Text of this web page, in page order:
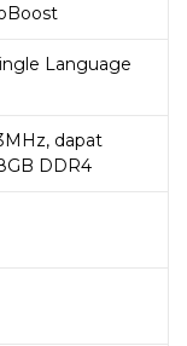
Language
dapat
DDR4